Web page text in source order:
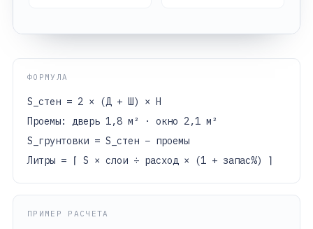
ФОРМУЛА
S_стен = 2 × (Д + Ш) × H
Проемы: дверь 1,8 м² · окно 2,1 м²
S_грунтовки = S_стен − проемы
Литры = ⌈ S × слои ÷ расход × (1 + запас%) ⌉
ПРИМЕР РАСЧЕТА